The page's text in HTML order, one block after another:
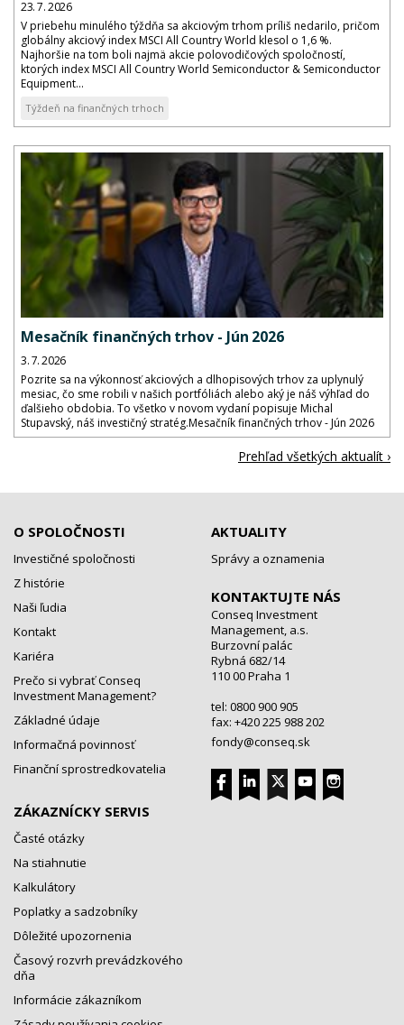
23. 7. 2026
V priebehu minulého týždňa sa akciovým trhom príliš nedarilo, pričom
globálny akciový index MSCI All Country World klesol o 1,6 %.
Najhoršie na tom boli najmä akcie polovodičových spoločností,
ktorých index MSCI All Country World Semiconductor & Semiconductor
Equipment...
Týždeň na finančných trhoch
Mesačník finančných trhov - Jún 2026
3. 7. 2026
Pozrite sa na výkonnosť akciových a dlhopisových trhov za uplynulý
mesiac, čo sme robili v našich portfóliách alebo aký je náš výhľad do
ďalšieho obdobia. To všetko v novom vydaní popisuje Michal
Stupavský, náš investičný stratég.Mesačník finančných trhov - Jún 2026
Prehľad všetkých aktualít ›
O SPOLOČNOSTI
Investičné spoločnosti
Z histórie
Naši ľudia
Kontakt
Kariéra
Prečo si vybrať Conseq
Investment Management?
Základné údaje
Informačná povinnosť
Finanční sprostredkovatelia
ZÁKAZNÍCKY SERVIS
Časté otázky
Na stiahnutie
Kalkulátory
Poplatky a sadzobníky
Dôležité upozornenia
Časový rozvrh prevádzkového
dňa
Informácie zákazníkom
AKTUALITY
Správy a oznamenia
KONTAKTUJTE NÁS
Conseq Investment
Management, a.s.
Burzovní palác
Rybná 682/14
110 00 Praha 1
tel: 0800 900 905
fax: +420 225 988 202
fondy@conseq.sk